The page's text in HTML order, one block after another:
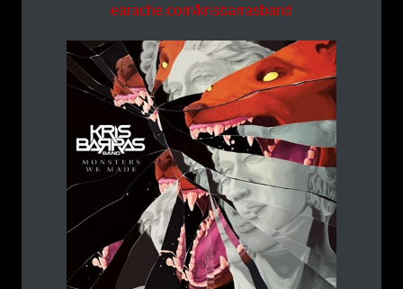
earache.com/krisbarrasband